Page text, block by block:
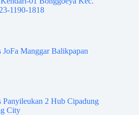
1190-1818
Manggar Balikpapan
Panyileukan 2 Hub Cipadung
City